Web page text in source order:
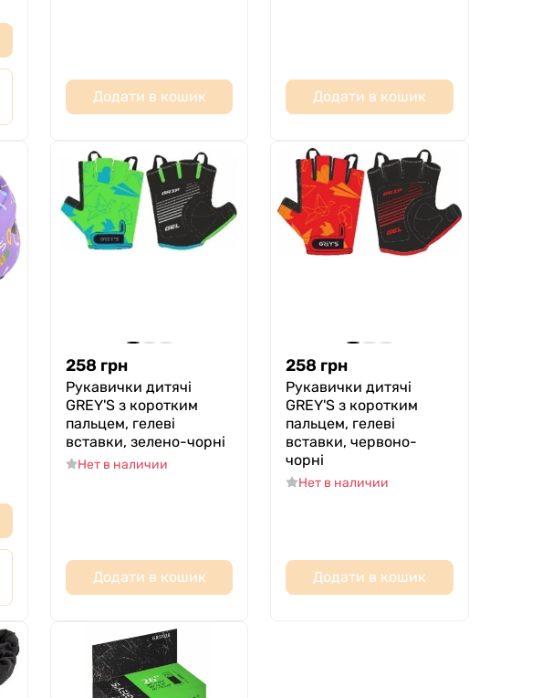
Додати в кошик Додати в кошик
258 грн
Рукавички дитячі
GREY'S з коротким
пальцем, гелеві
вставки, зелено-чорні
Нет в наличии
Додати в кошик
258 грн
Рукавички дитячі
GREY'S з коротким
пальцем, гелеві
вставки, червоно-
чорні
Нет в наличии
Додати в кошик